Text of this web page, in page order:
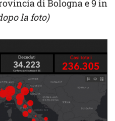
di Bologna e 9 in
la foto)